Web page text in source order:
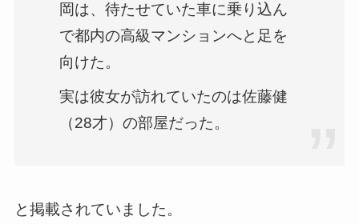
岡は、待たせていた車に乗り込ん
で都内の高級マンションへと足を
向けた。
実は彼女が訪れていたのは佐藤健
（28才）の部屋だった。
と掲載されていました。